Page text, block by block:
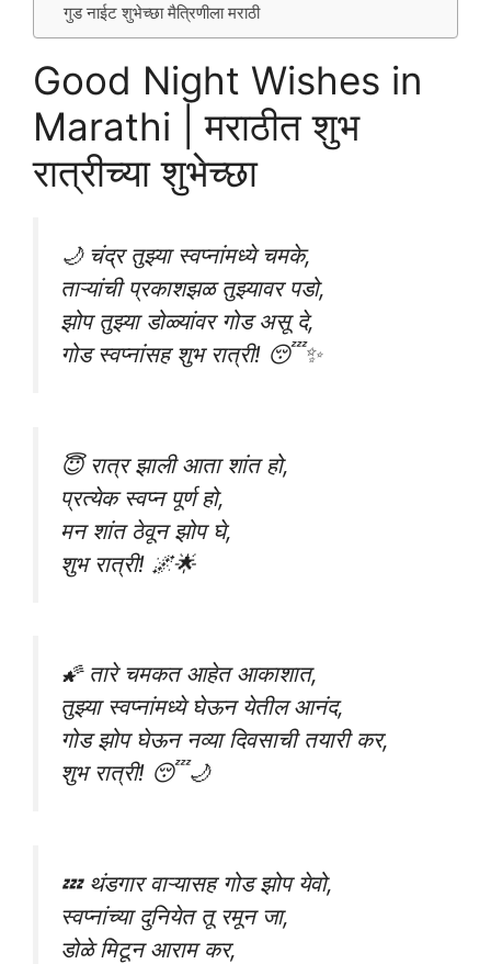
गुड नाईट शुभेच्छा मैत्रिणीला मराठी
Good Night Wishes in
Marathi | मराठीत शुभ
रात्रीच्या शुभेच्छा
🌙 चंद्र तुझ्या स्वप्नांमध्ये चमके,
ताऱ्यांची प्रकाशझळ तुझ्यावर पडो,
झोप तुझ्या डोळ्यांवर गोड असू दे,
गोड स्वप्नांसह शुभ रात्री! 😴✨
😇 रात्र झाली आता शांत हो,
प्रत्येक स्वप्न पूर्ण हो,
मन शांत ठेवून झोप घे,
शुभ रात्री! 🌌🌟
🌠 तारे चमकत आहेत आकाशात,
तुझ्या स्वप्नांमध्ये घेऊन येतील आनंद,
गोड झोप घेऊन नव्या दिवसाची तयारी कर,
शुभ रात्री! 😴🌙
💤 थंडगार वाऱ्यासह गोड झोप येवो,
स्वप्नांच्या दुनियेत तू रमून जा,
डोळे मिटून आराम कर,